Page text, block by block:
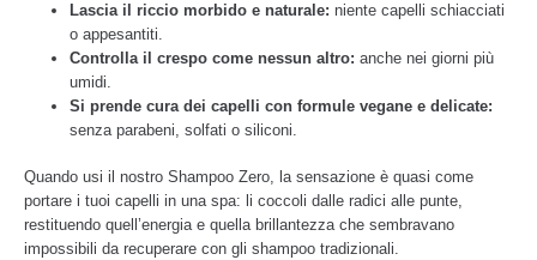
Lascia il riccio morbido e naturale: niente capelli schiacciati
o appesantiti.
Controlla il crespo come nessun altro: anche nei giorni più
umidi.
Si prende cura dei capelli con formule vegane e delicate:
senza parabeni, solfati o siliconi.
Quando usi il nostro Shampoo Zero, la sensazione è quasi come
portare i tuoi capelli in una spa: li coccoli dalle radici alle punte,
restituendo quell’energia e quella brillantezza che sembravano
impossibili da recuperare con gli shampoo tradizionali.